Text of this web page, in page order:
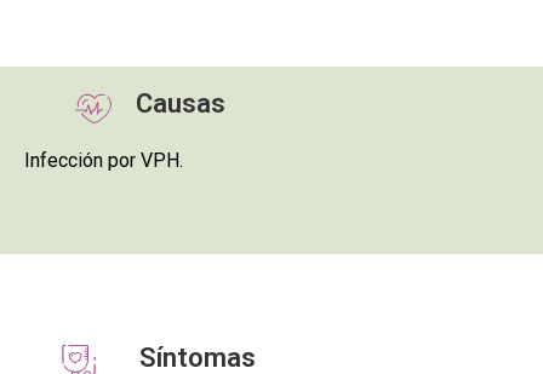
Causas
Infección por VPH.
Síntomas